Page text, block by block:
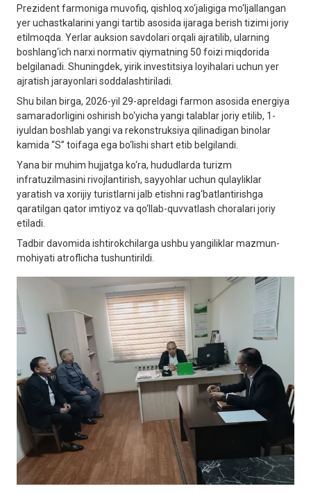
Prezident farmoniga muvofiq, qishloq xo‘jaligiga mo‘ljallangan
yer uchastkalarini yangi tartib asosida ijaraga berish tizimi joriy
etilmoqda. Yerlar auksion savdolari orqali ajratilib, ularning
boshlang‘ich narxi normativ qiymatning 50 foizi miqdorida
belgilanadi. Shuningdek, yirik investitsiya loyihalari uchun yer
ajratish jarayonlari soddalashtiriladi.
Shu bilan birga, 2026-yil 29-apreldagi farmon asosida energiya
samaradorligini oshirish bo‘yicha yangi talablar joriy etilib, 1-
iyuldan boshlab yangi va rekonstruksiya qilinadigan binolar
kamida “S” toifaga ega bo‘lishi shart etib belgilandi.
Yana bir muhim hujjatga ko‘ra, hududlarda turizm
infratuzilmasini rivojlantirish, sayyohlar uchun qulayliklar
yaratish va xorijiy turistlarni jalb etishni rag‘batlantirishga
qaratilgan qator imtiyoz va qo‘llab-quvvatlash choralari joriy
etiladi.
Tadbir davomida ishtirokchilarga ushbu yangiliklar mazmun-
mohiyati atroflicha tushuntirildi.